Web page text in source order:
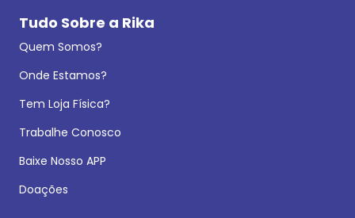
Tudo Sobre a Rika
Quem Somos?
Onde Estamos?
Tem Loja Física?
Trabalhe Conosco
Baixe Nosso APP
Doações